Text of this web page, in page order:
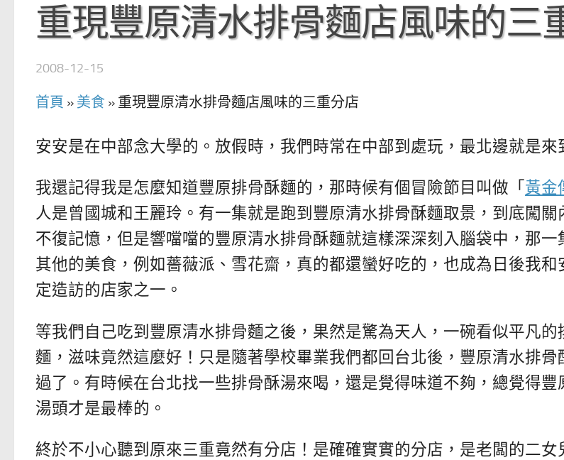
重現豐原清水排骨麵店風味的三
2008-12-15
首頁 » 美食 » 重現豐原清水排骨麵店風味的三重分店
安安是在中部念大學的。放假時，我們時常在中部到處玩，最北邊就是來
我還記得我是怎麼知道豐原排骨酥麵的，那時候有個冒險節目叫做「 黃金
人是曾國城和王麗玲。有一集就是跑到豐原清水排骨酥麵取景，到底闖關
不復記憶，但是響噹噹的豐原清水排骨酥麵就這樣深深刻入腦袋中，那一
其他的美食，例如薔薇派、雪花齋，真的都還蠻好吃的，也成為日後我和
定造訪的店家之一。
等我們自己吃到豐原清水排骨麵之後，果然是驚為天人，一碗看似平凡的
麵，滋味竟然這麼好！只是隨著學校畢業我們都回台北後，豐原清水排骨
過了。有時候在台北找一些排骨酥湯來喝，還是覺得味道不夠，總覺得豐
湯頭才是最棒的。
終於不小心聽到原來三重竟然有分店！是確確實實的分店，是老闆的二女